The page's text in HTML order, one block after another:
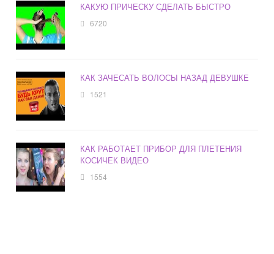
КАКУЮ ПРИЧЕСКУ СДЕЛАТЬ БЫСТРО
6720
КАК ЗАЧЕСАТЬ ВОЛОСЫ НАЗАД ДЕВУШКЕ
1521
КАК РАБОТАЕТ ПРИБОР ДЛЯ ПЛЕТЕНИЯ
КОСИЧЕК ВИДЕО
1554